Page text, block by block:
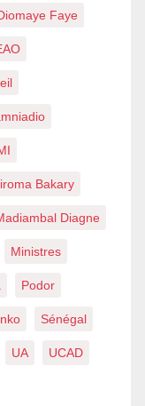
Faye
Bakary
Diagne
Ministres
Podor
Sénégal
UA UCAD